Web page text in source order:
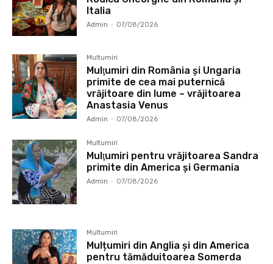
Italia
Admin - 07/08/2026
Multumiri
Mulţumiri din România și Ungaria
primite de cea mai puternică
vrăjitoare din lume – vrăjitoarea
Anastasia Venus
Admin - 07/08/2026
Multumiri
Mulţumiri pentru vrăjitoarea Sandra
primite din America și Germania
Admin - 07/08/2026
Multumiri
Mulțumiri din Anglia și din America
pentru tămăduitoarea Somerda